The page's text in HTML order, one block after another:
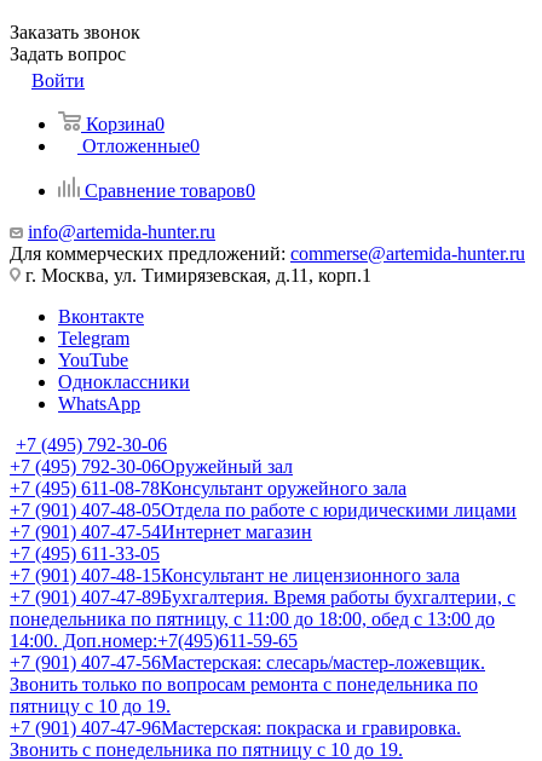
Заказать звонок
Задать вопрос
Войти
Корзина0
Отложенные0
Сравнение товаров0
info@artemida-hunter.ru
Для коммерческих предложений: commerse@artemida-hunter.ru
г. Москва, ул. Тимирязевская, д.11, корп.1
Вконтакте
Telegram
YouTube
Одноклассники
WhatsApp
+7 (495) 792-30-06
+7 (495) 792-30-06Оружейный зал
+7 (495) 611-08-78Консультант оружейного зала
+7 (901) 407-48-05Отдела по работе с юридическими лицами
+7 (901) 407-47-54Интернет магазин
+7 (495) 611-33-05
+7 (901) 407-48-15Консультант не лицензионного зала
+7 (901) 407-47-89Бухгалтерия. Время работы бухгалтерии, с
понедельника по пятницу, с 11:00 до 18:00, обед с 13:00 до
14:00. Доп.номер:+7(495)611-59-65
+7 (901) 407-47-56Мастерская: слесарь/мастер-ложевщик.
Звонить только по вопросам ремонта с понедельника по
пятницу с 10 до 19.
+7 (901) 407-47-96Мастерская: покраска и гравировка.
Звонить с понедельника по пятницу с 10 до 19.